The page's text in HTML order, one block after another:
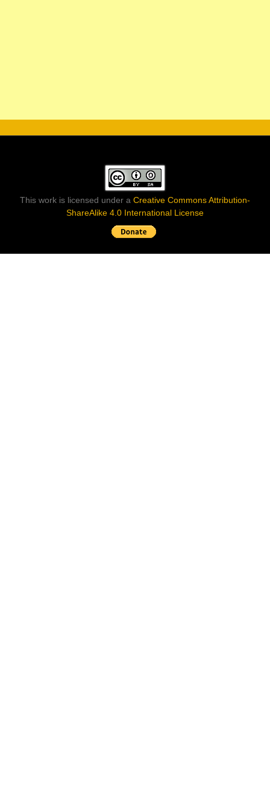
This work is licensed under a Creative Commons Attribution-
ShareAlike 4.0 International License